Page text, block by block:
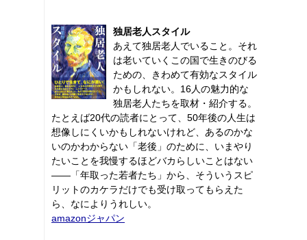
独居老人スタイル
あえて独居老人でいること。それ
は老いていくこの国で生きのびる
ための、きわめて有効なスタイル
かもしれない。16人の魅力的な
独居老人たちを取材・紹介する。
たとえば20代の読者にとって、50年後の人生は
想像しにくいかもしれないけれど、あるのかな
いのかわからない「老後」のために、いまやり
たいことを我慢するほどバカらしいことはない
――「年取った若者たち」から、そういうスピ
リットのカケラだけでも受け取ってもらえた
ら、なによりうれしい。
amazonジャパン